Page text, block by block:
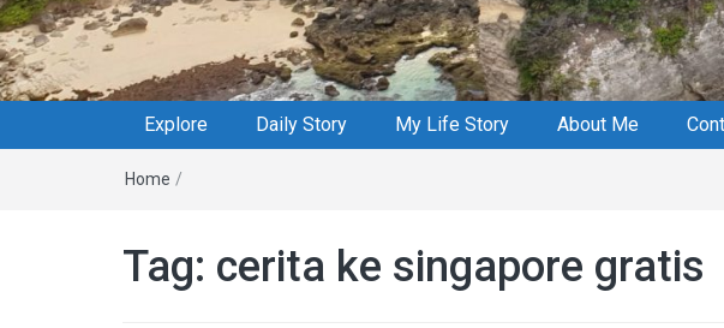
Explore Daily Story My Life Story About Me
Home /
Tag: cerita ke singapore gratis